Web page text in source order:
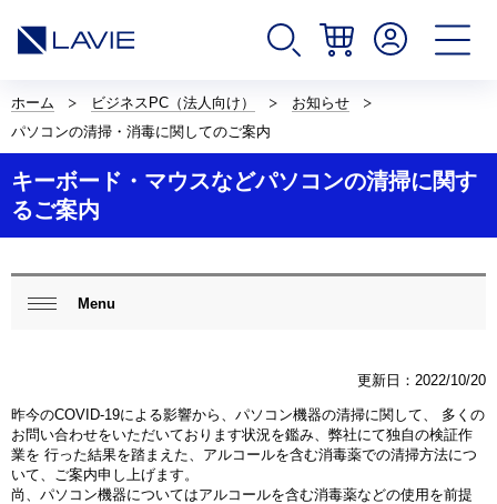
イ
内
現
在
位
置
表
ホーム ビジネスPC（法人向け）
お知らせ
パソコンの清掃・消毒に関してのご案内
キーボード・マウスなどパソコンの清掃に関す
るご案内
ー
シ
ョ
ン
Menu
更新日：2022/10/20
昨今のCOVID-19による影響から、パソコン機器の清掃に関して、 多くの
お問い合わせをいただいております状況を鑑み、弊社にて独自の検証作
業を 行った結果を踏まえた、アルコールを含む消毒薬での清掃方法につ
いて、ご案内申し上げます。
尚、パソコン機器についてはアルコールを含む消毒薬などの使用を前提